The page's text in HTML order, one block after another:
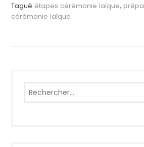
Tagué étapes cérémonie laïque,
cérémonie laïque